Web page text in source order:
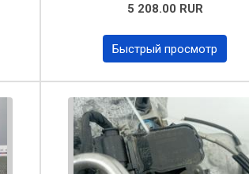
5 208.00 RUR
Быстрый просмотр